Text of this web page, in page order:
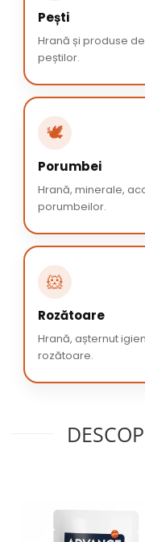
Pești
Hrană și produse
peștilor.
🕊️
Porumbei
Hrană, minerale,
porumbeilor.
🐹
Rozătoare
Hrană, așternut
rozătoare.